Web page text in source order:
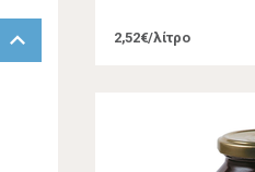
keyboard_arrow_down 2,52€/λίτρο